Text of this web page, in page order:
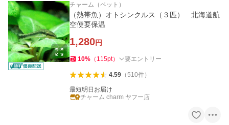
チャーム（ペット）
（熱帯魚）オトシンクルス（３匹） 北海道航
空便要保温
1,280円
10% （ 115pt） 要エントリー
4.59（510件）
最短明日お届け
チャーム charm ヤフー店